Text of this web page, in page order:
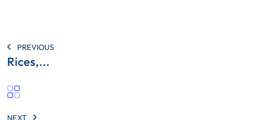
PREVIOUS
Rices,...
NEXT